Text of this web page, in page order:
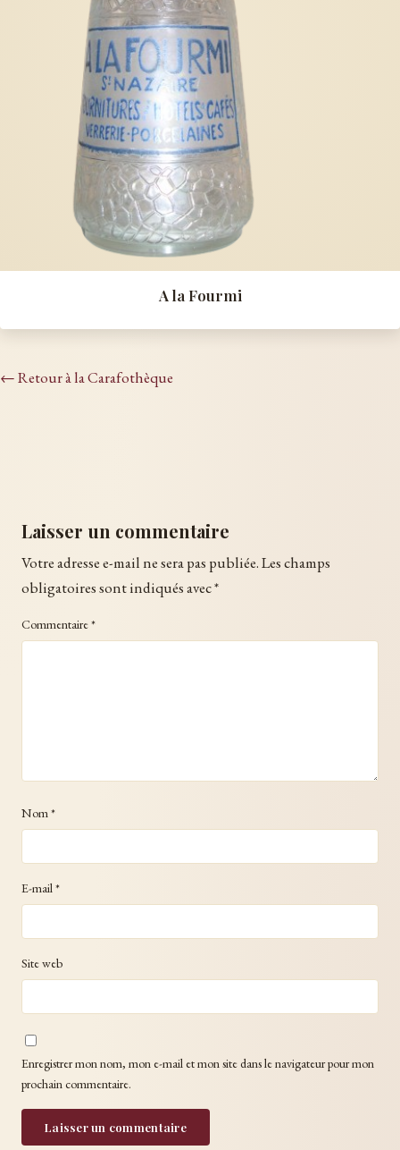
A la Fourmi
← Retour à la Carafothèque
Laisser un commentaire
Votre adresse e-mail ne sera pas publiée.Les champs
obligatoires sont indiqués avec*
Commentaire*
Nom*
E-mail*
Site web
Enregistrer mon nom, mon e-mail et mon site dans le navigateur pour mon
prochain commentaire.